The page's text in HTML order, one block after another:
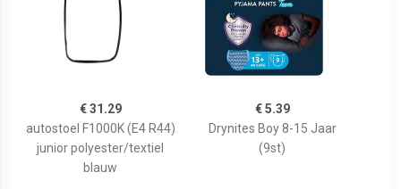
€ 31.29
autostoel F1000K (E4 R44)
junior polyester/textiel
blauw
€ 5.39
Drynites Boy 8-15 Jaar
(9st)